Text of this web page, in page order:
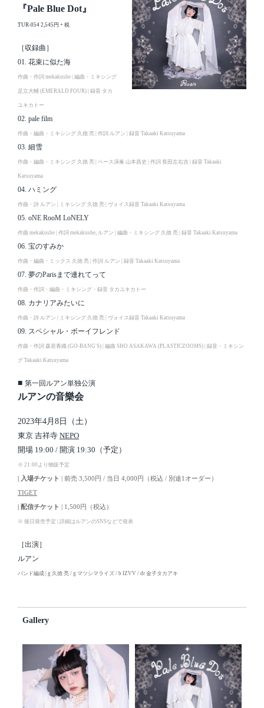
『Pale Blue Dot』
TUR-054 2,545円 + 税
［収録曲］
01. 花束に似た海
作曲・作詞 mekakushe | 編曲・ミキシング
足立大輔 (EMERALD FOUR) | 録音 タカ
ユキカトー
02. pale film
作曲・編曲・ミキシング 久徳 亮 | 作詞 ルアン | 録音 Takaaki Katsuyama
03. 細雪
作曲・編曲・ミキシング 久徳 亮 | ベース演奏 山本昌史 | 作詞 長田左右吉 | 録音 Takaaki
Katsuyama
04. ハミング
作曲・詩 ルアン | ミキシング 久徳 亮 | ヴォイス録音 Takaaki Katsuyama
05. oNE RooM LoNELY
作曲 mekakushe | 作詞 mekakushe, ルアン | 編曲・ミキシング 久徳 亮 | 録音 Takaaki Katsuyama
06. 宝のすみか
作曲・編曲・ミックス 久徳 亮 | 作詞 ルアン | 録音 Takaaki Katsuyama
07. 夢のParisまで連れてって
作曲・作詞・編曲・ミキシング・録音 タカユキカトー
08. カナリアみたいに
作曲・詩 ルアン | ミキシング 久徳 亮 | ヴォイス録音 Takaaki Katsuyama
09. スペシャル・ボーイフレンド
作曲・作詞 森若香織 (GO-BANG'S) | 編曲 SHO ASAKAWA (PLASTICZOOMS) | 録音・ミキシン
グ Takaaki Katsuyama
■ 第一回ルアン単独公演
ルアンの音樂会
2023年4月8日（土）
東京 吉祥寺 NEPO
開場 19:00 / 開演 19:30（予定）
※ 21:00より物販予定
| 入場チケット | 前売 3,500円 / 当日 4,000円（税込 / 別途1オーダー）
TIGET
| 配信チケット | 1,500円（税込）
※ 後日発売予定 | 詳細はルアンのSNSなどで発表
［出演］
ルアン
バンド編成 | g 久徳 亮 / g マツシマライズ / b IZVV / dr 金子タカアキ
Gallery